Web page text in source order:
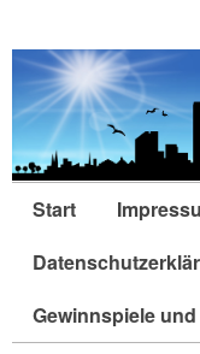
Start
Gewinnspiele